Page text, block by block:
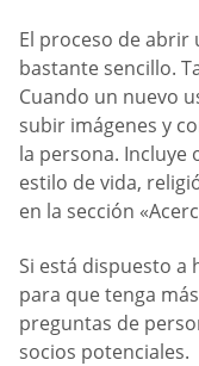
El proceso de abrir
bastante sencillo.
Cuando un nuevo
subir imágenes y
la persona. Incluye
estilo de vida,
en la sección
Si está dispuesto a
para que tenga
preguntas de
socios potenciales.